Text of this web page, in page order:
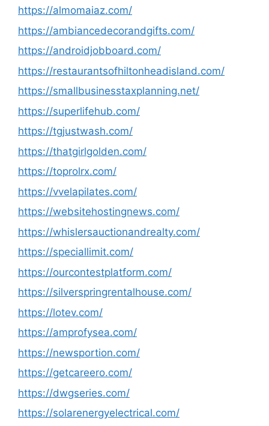
https://almomaiaz.com/
https://ambiancedecorandgifts.com/
https://androidjobboard.com/
https://restaurantsofhiltonheadisland.com/
https://smallbusinesstaxplanning.net/
https://superlifehub.com/
https://tgjustwash.com/
https://thatgirlgolden.com/
https://toprolrx.com/
https://vvelapilates.com/
https://websitehostingnews.com/
https://whislersauctionandrealty.com/
https://speciallimit.com/
https://ourcontestplatform.com/
https://silverspringrentalhouse.com/
https://lotev.com/
https://amprofysea.com/
https://newsportion.com/
https://getcareero.com/
https://dwgseries.com/
https://solarenergyelectrical.com/